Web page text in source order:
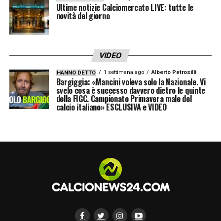
capire se si tratterà solo di una suggestione
estiva o di una vera e propria trattativa
pronta a decollare. Intanto, il nome di
continua a rimbalzare nei corridoi
di Formello, con i tifosi biancocelesti che
sognano un colpo di mercato capace di
accendere l’entusiasmo.
Ultime notizie Calciomercato LIVE: tutte le
novità del giorno
VIDEO
HANNO DETTO 1 settimana ago Alberto Petrosilli
Bargiggia: «Mancini voleva solo la Nazionale. Vi
svelo cosa è successo davvero dietro le quinte
della FIGC. Campionato Primavera male del
calcio italiano» ESCLUSIVA e VIDEO